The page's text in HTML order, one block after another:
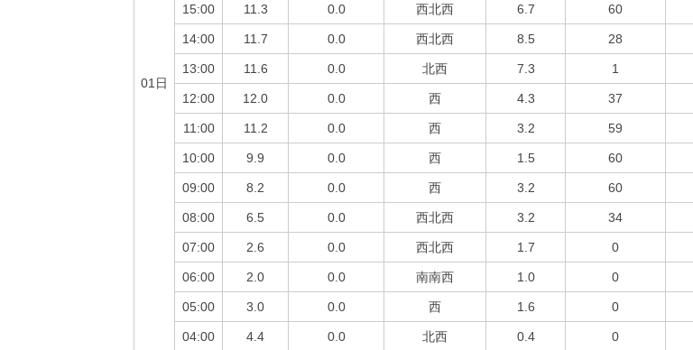
01日
15:00 11.3 0.0 西北西 6.7 60
14:00 11.7 0.0 西北西 8.5 28
13:00 11.6 0.0 北西 7.3 1
12:00 12.0 0.0 西 4.3 37
11:00 11.2 0.0 西 3.2 59
10:00 9.9 0.0 西 1.5 60
09:00 8.2 0.0 西 3.2 60
08:00 6.5 0.0 西北西 3.2 34
07:00 2.6 0.0 西北西 1.7 0
06:00 2.0 0.0 南南西 1.0 0
05:00 3.0 0.0 西 1.6 0
04:00 4.4 0.0 北西 0.4 0